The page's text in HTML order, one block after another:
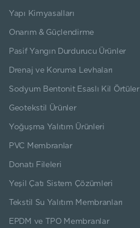
Yapı Kimyasalları
Onarım & Güçlendirme
Pasif Yangın Durdurucu Ürünler
Drenaj ve Koruma Levhaları
Sodyum Bentonit Esaslı Kil Örtüler
Geotekstil Ürünler
Yoğuşma Yalıtım Ürünleri
PVC Membranlar
Donatı Fileleri
Yeşil Çatı Sistem Çözümleri
Tekstil Su Yalıtım Membranları
EPDM ve TPO Membranlar